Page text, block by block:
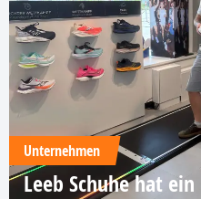
Unternehmen
Leeb Schuhe hat